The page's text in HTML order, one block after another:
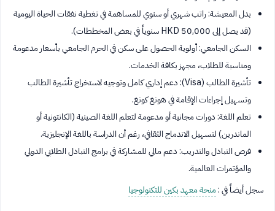
بدل المعيشة: راتب شهري أو سنوي للمساهمة في تغطية نفقات الحياة اليومية
(قد يصل إلى 50,000 HKD سنوياً في بعض المخططات).
السكن الجامعي: أولوية الحصول على سكن في الحرم الجامعي بأسعار مدعومة
ومناسبة للطلاب، مجهز بكافة الخدمات.
تأشيرة الطالب (Visa): دعم إداري كامل وتوجيه لاستخراج تأشيرة الطالب
وتسهيل إجراءات الإقامة في هونغ كونغ.
تعلم اللغة: دورات مجانية أو مدعومة لتعلم اللغة الصينية (الكانتونية أو
الماندرين) لتسهيل الاندماج الثقافي، رغم أن الدراسة باللغة الإنجليزية.
فرص التبادل والتدريب: دعم مالي للمشاركة في برامج التبادل الطلابي الدولي
والمؤتمرات العالمية.
سجل أيضاً في :منحة معهد بكين للتكنولوجيا